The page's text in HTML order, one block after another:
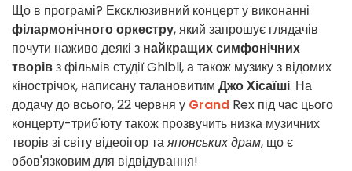
Що в програмі? Ексклюзивний концерт у виконанні
філармонічного оркестру, який запрошує глядачів
почути наживо деякі з найкращих симфонічних
творівз фільмів студії Ghibli, а також музику з відомих
кінострічок, написану талановитим Джо Хісаїші. На
додачу до всього, 22 червня у Grand Rex під час цього
концерту-триб'юту також прозвучить низка музичних
творів зі світу відеоігор таяпонськихдрам, що є
обов'язковим для відвідування!